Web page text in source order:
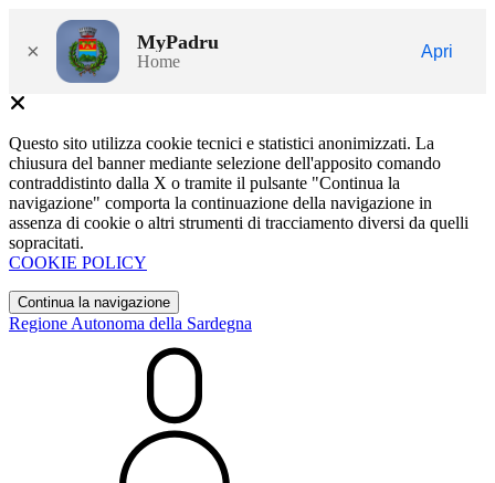
× MyPadru
Home
Apri
Questo sito utilizza cookie tecnici e statistici anonimizzati. La
chiusura del banner mediante selezione dell'apposito comando
contraddistinto dalla X o tramite il pulsante "Continua la
navigazione" comporta la continuazione della navigazione in
assenza di cookie o altri strumenti di tracciamento diversi da quelli
sopracitati.
COOKIE POLICY
Continua la navigazione
Regione Autonoma della Sardegna